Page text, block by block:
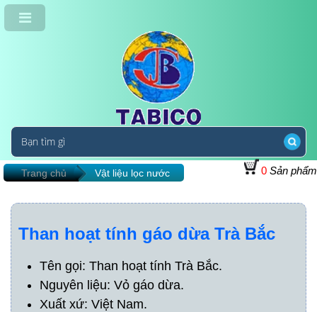
0 Sản phẩm
Trang chủ Vật liệu lọc nước
Than hoạt tính gáo dừa Trà Bắc
Tên gọi: Than hoạt tính Trà Bắc.
Nguyên liệu: Vỏ gáo dừa.
Xuất xứ: Việt Nam.